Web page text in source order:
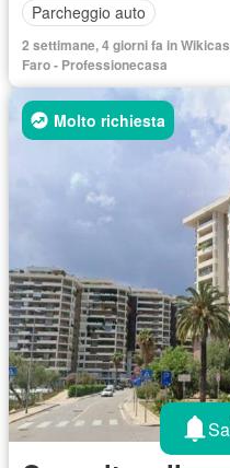
Parcheggio auto
2 settimane, 4 giorni fa in
Faro - Professionecasa
Molto richiesta